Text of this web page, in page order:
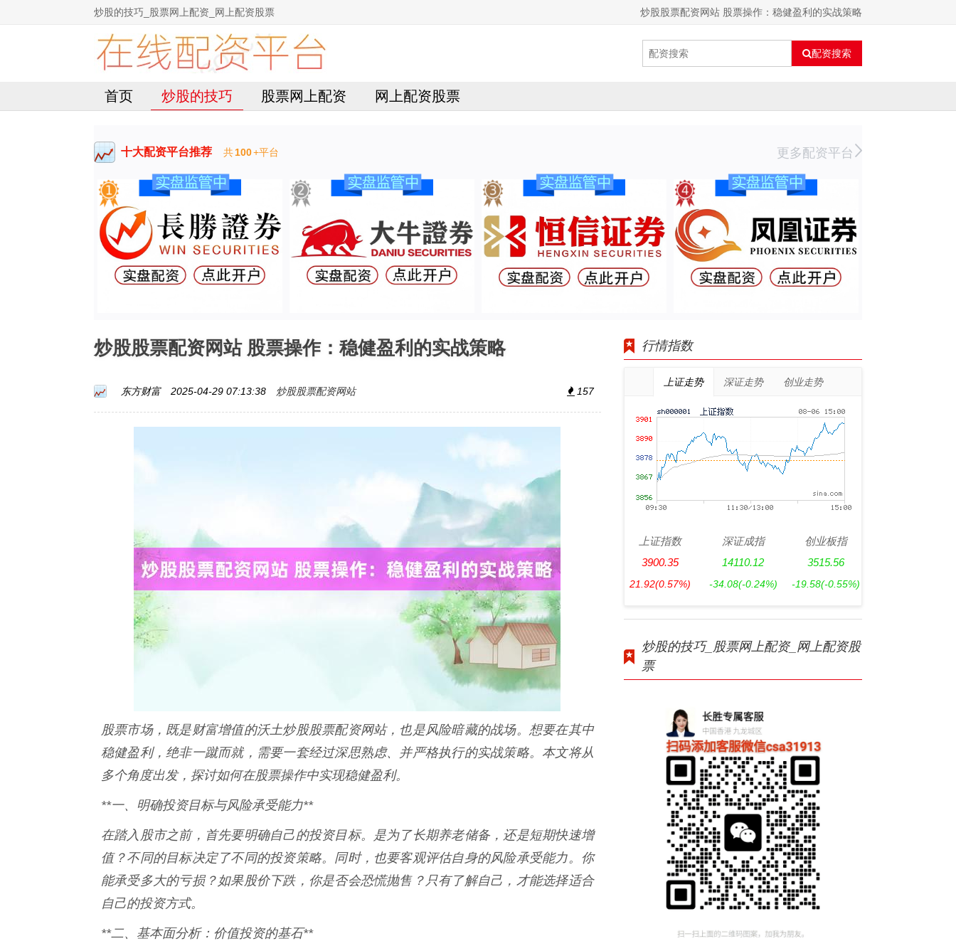
炒股的技巧_股票网上配资_网上配资股票 炒股股票配资网站 股票操作：稳健盈利的实战策略
配资搜索
首页 炒股的技巧 股票网上配资 网上配资股票
十大配资平台推荐 共100+平台 更多配资平台
炒股股票配资网站 股票操作：稳健盈利的实战策略
东方财富 2025-04-29 07:13:38 炒股股票配资网站 157
股票市场，既是财富增值的沃土炒股股票配资网站，也是风险暗藏的战场。想要在其中
稳健盈利，绝非一蹴而就，需要一套经过深思熟虑、并严格执行的实战策略。本文将从
多个角度出发，探讨如何在股票操作中实现稳健盈利。
**一、明确投资目标与风险承受能力**
在踏入股市之前，首先要明确自己的投资目标。是为了长期养老储备，还是短期快速增
值？不同的目标决定了不同的投资策略。同时，也要客观评估自身的风险承受能力。你
能承受多大的亏损？如果股价下跌，你是否会恐慌抛售？只有了解自己，才能选择适合
自己的投资方式。
**二、基本面分析：价值投资的基石**
行情指数
上证走势 深证走势 创业走势
上证指数
3900.35
21.92(0.57%)
深证成指
14110.12
-34.08(-0.24%)
创业板指
3515.56
-19.58(-0.55%)
炒股的技巧_股票网上配资_网上配资股
票